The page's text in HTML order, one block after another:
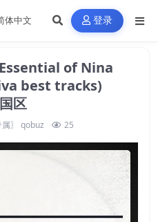
登录
of Nina
best tracks)
区
〗 qobuz 25